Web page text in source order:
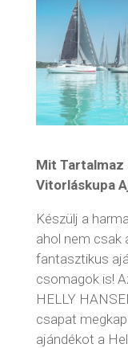
Mit Tartalmaz
Vitorláskupa
Készülj a
ahol nem csak
fantasztikus
csomagok is!
HELLY
csapat
ajándékot a